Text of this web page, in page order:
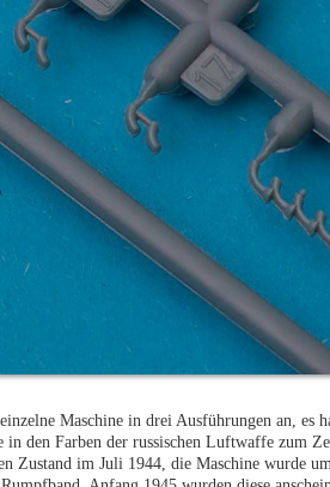
Maschine in drei Ausführungen an,
in den Farben der russischen Luftwaffe zum
Zustand im Juli 1944, die Maschine wurde